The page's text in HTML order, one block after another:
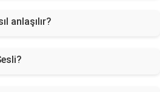
anlaşılır?